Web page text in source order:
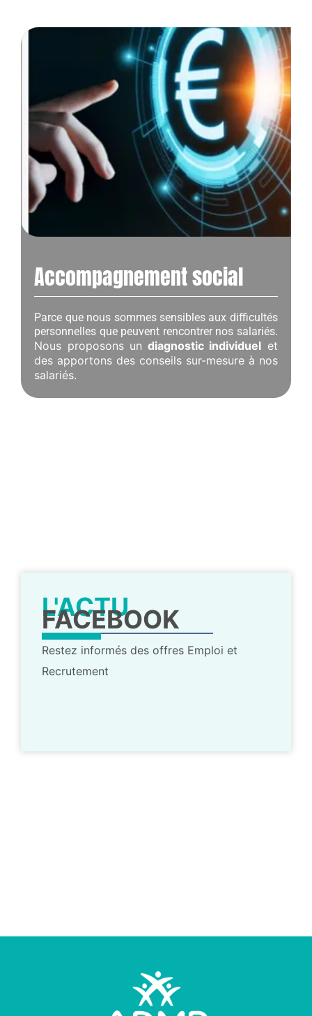
Accompagnement social
Parce que nous sommes sensibles aux difficultés
personnelles que peuvent rencontrer nos salariés.
Nous proposons undiagnostic individuel et
des apportons des conseils sur-mesure à nos
salariés.
L'ACTU
FACEBOOK
Restez informés des offres Emploi et
Recrutement